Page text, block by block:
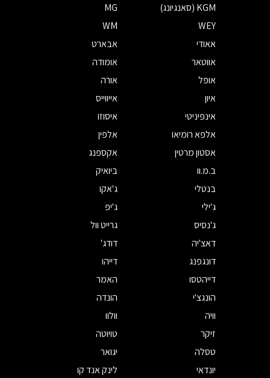
KGM (סאנגיונג)
MG
WEY
WM
אאודי
אבארט
אווטאר
אומודה
אופל
אורה
איון
אייווייס
אינפיניטי
איסוזו
אלפא רומיאו
אלפין
אסטון מרטין
אקספנג
ב.מ.וו
ביואיק
בנטלי
ג'אקו
ג'ילי
ג'יפ
ג'נסיס
גרייט וול
דאצ'יה
דודג'
דונגפנג
דייהו
דייהטסו
האמר
הונגצ'י
הונדה
וויה
וולוו
זיקר
טויוטה
טסלה
יגואר
יונדאי
לינק אנד קו